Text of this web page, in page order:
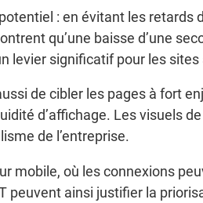
: en évitant les retards
qu’une baisse d’une
levier significatif pour les
de cibler les pages à fort
d’affichage. Les visuels
de l’entreprise.
mobile, où les connexions
peuvent ainsi justifier la